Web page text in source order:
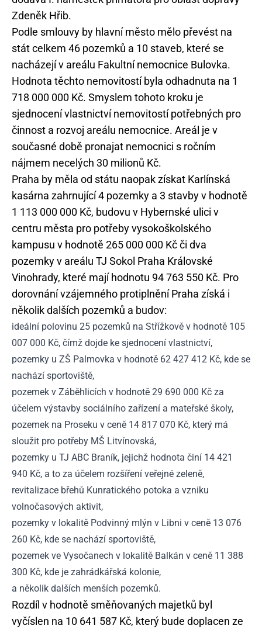
Zdeněk Hřib.
Podle smlouvy by hlavní město mělo převést na
stát celkem 46 pozemků a 10 staveb, které se
nacházejí v areálu Fakultní nemocnice Bulovka.
Hodnota těchto nemovitostí byla odhadnuta na 1
718 000 000 Kč. Smyslem tohoto kroku je
sjednocení vlastnictví nemovitostí potřebných pro
činnost a rozvoj areálu nemocnice. Areál je v
současné době pronajat nemocnici s ročním
nájmem necelých 30 milionů Kč.
Praha by měla od státu naopak získat Karlínská
kasárna zahrnující 4 pozemky a 3 stavby v hodnotě
1 113 000 000 Kč, budovu v Hybernské ulici v
centru města pro potřeby vysokoškolského
kampusu v hodnotě 265 000 000 Kč či dva
pozemky v areálu TJ Sokol Praha Královské
Vinohrady, které mají hodnotu 94 763 550 Kč. Pro
dorovnání vzájemného protiplnění Praha získá i
několik dalších pozemků a budov:
ideální polovinu 25 pozemků na Střížkově v hodnotě 105
007 000 Kč, čímž dojde ke sjednocení vlastnictví,
pozemky u ZŠ Palmovka v hodnotě 62 427 412 Kč, kde se
nachází sportoviště,
pozemek v Záběhlicích v hodnotě 29 690 000 Kč za
účelem výstavby sociálního zařízení a mateřské školy,
pozemek na Proseku v ceně 14 817 070 Kč, který má
sloužit pro potřeby MŠ Litvínovská,
pozemky u TJ ABC Braník, jejichž hodnota činí 14 421
940 Kč, a to za účelem rozšíření veřejné zeleně,
revitalizace břehů Kunratického potoka a vzniku
volnočasových aktivit,
pozemky v lokalitě Podvinný mlýn v Libni v ceně 13 076
260 Kč, kde se nachází sportoviště,
pozemek ve Vysočanech v lokalitě Balkán v ceně 11 388
300 Kč, kde je zahrádkářská kolonie,
a několik dalších menších pozemků.
Rozdíl v hodnotě směňovaných majetků byl
vyčíslen na 10 641 587 Kč, který bude doplacen ze